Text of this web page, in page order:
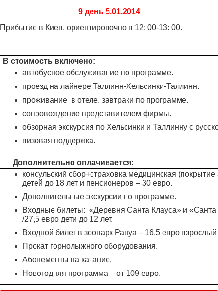
9 день 5.01.2014
Прибытие в Киев, ориентировочно в 12: 00-13: 00.
В стоимость включено:
автобусное обслуживание по программе.
проезд на лайнере Таллинн-Хельсинки-Таллинн.
проживание в отеле, завтраки по программе.
сопровождение представителем фирмы.
обзорная экскурсия по Хельсинки и Таллинну с
визовая поддержка.
Дополнительно оплачивается:
консульский сбор+страховка медицинская
детей до 18 лет и пенсионеров – 30 евро.
Дополнительные экскурсии по программе.
Входные билеты: «Деревня Санта Клауса» и
/27,5 евро дети до 12 лет.
Входной билет в зоопарк Рануа – 16,5 евро взрослый
Прокат горнолыжного оборудования.
Абонементы на катание.
Новогодняя программа – от 109 евро.